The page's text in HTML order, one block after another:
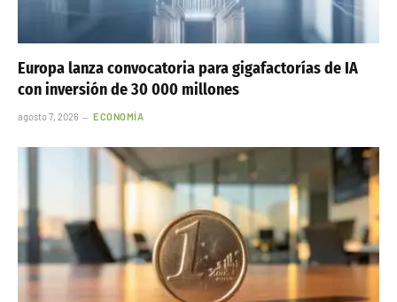
Europa lanza convocatoria para gigafactorías de IA
con inversión de 30 000 millones
agosto 7, 2026 ECONOMÍA